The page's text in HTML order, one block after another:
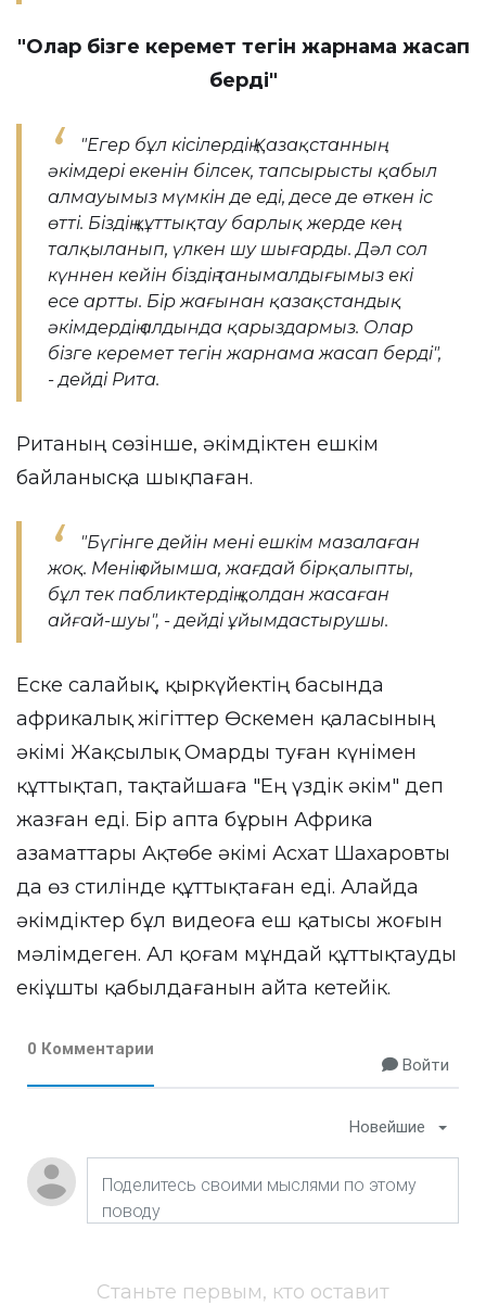
"Олар бізге керемет тегін жарнама жасап
берді"
"Егер бұл кісілердің Қазақстанның
әкімдері екенін білсек, тапсырысты қабыл
алмауымыз мүмкін де еді, десе де өткен іс
өтті. Біздің құттықтау барлық жерде кең
талқыланып, үлкен шу шығарды. Дәл сол
күннен кейін біздің танымалдығымыз екі
есе артты. Бір жағынан қазақстандық
әкімдердің алдында қарыздармыз. Олар
бізге керемет тегін жарнама жасап берді",
- дейді Рита.
Ританың сөзінше, әкімдіктен ешкім
байланысқа шықпаған.
"Бүгінге дейін мені ешкім мазалаған
жоқ. Менің ойымша, жағдай бірқалыпты,
бұл тек пабликтердің қолдан жасаған
айғай-шуы", - дейді ұйымдастырушы.
Еске салайық, қыркүйектің басында
африкалық жігіттер Өскемен қаласының
әкімі Жақсылық Омарды туған күнімен
құттықтап, тақтайшаға "Ең үздік әкім" деп
жазған еді. Бір апта бұрын Африка
азаматтары Ақтөбе әкімі Асхат Шахаровты
да өз стилінде құттықтаған еді. Алайда
әкімдіктер бұл видеоға еш қатысы жоғын
мәлімдеген. Ал қоғам мұндай құттықтауды
екіұшты қабылдағанын айта кетейік.
0 Комментарии
Войти
Новейшие
Станьте первым, кто оставит